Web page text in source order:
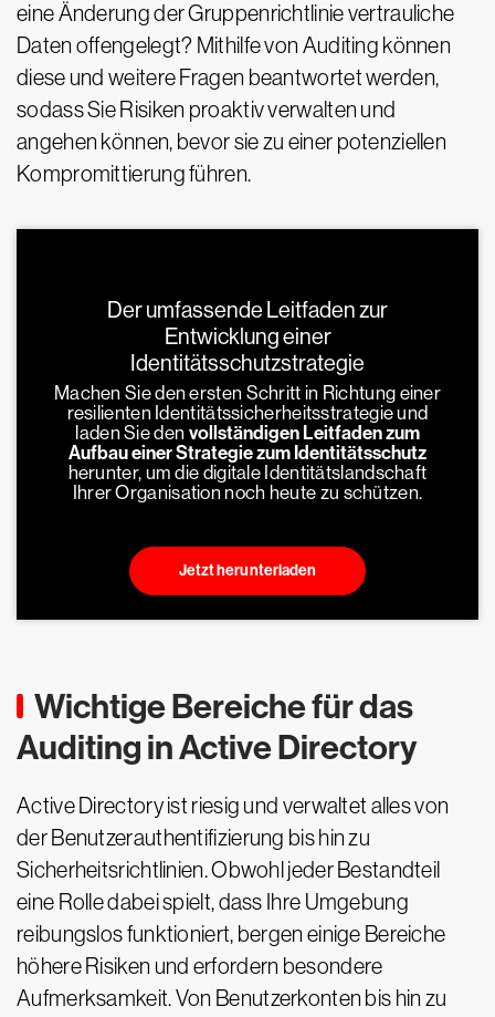
eine Änderung der Gruppenrichtlinie vertrauliche
Daten offengelegt? Mithilfe von Auditing können
diese und weitere Fragen beantwortet werden,
sodass Sie Risiken proaktiv verwalten und
angehen können, bevor sie zu einer potenziellen
Kompromittierung führen.
Der umfassende Leitfaden zur
Entwicklung einer
Identitätsschutzstrategie
Machen Sie den ersten Schritt in Richtung einer
resilienten Identitätssicherheitsstrategie und
laden Sie den vollständigen Leitfaden zum
Aufbau einer Strategie zum Identitätsschutz
herunter, um die digitale Identitätslandschaft
Ihrer Organisation noch heute zu schützen.
Jetzt herunterladen
Wichtige Bereiche für das
Auditing in Active Directory
Active Directory ist riesig und verwaltet alles von
der Benutzerauthentifizierung bis hin zu
Sicherheitsrichtlinien. Obwohl jeder Bestandteil
eine Rolle dabei spielt, dass Ihre Umgebung
reibungslos funktioniert, bergen einige Bereiche
höhere Risiken und erfordern besondere
Aufmerksamkeit. Von Benutzerkonten bis hin zu